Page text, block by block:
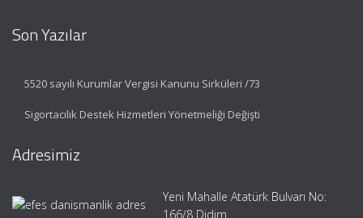
Son Yazılar
5520 sayılı Kurumlar Vergisi Kanunu Sirküleri /73
Sigortacılık Destek Hizmetleri Yönetmeliği Değişti
Adresimiz
Yeni Mahalle Atatürk Bulvarı No:
166/8 Didim